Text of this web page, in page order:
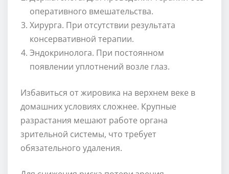
оперативного вмешательства.
Хирурга. При отсутствии результата
консервативной терапии.
Эндокринолога. При постоянном
появлении уплотнений возле глаз.
Избавиться от жировика на верхнем веке в
домашних условиях сложнее. Крупные
разрастания мешают работе органа
зрительной системы, что требует
обязательного удаления.